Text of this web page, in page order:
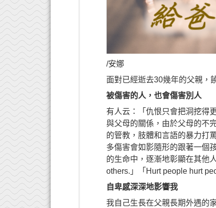
/安娜
面對已經逝去30幾年的父親，
被傷害的人，也會傷害別人
有人云：「仇恨只會把洞挖得
與父母的關係，由於父母的不
的管教，肢體和言語的暴力打
多傷害會如影隨形的跟著一個
的生命中，逐漸地彰顯在其他
others.」「Hurt people hurt
自卑感深深地影響我
我自己生長在父親長期外遇的